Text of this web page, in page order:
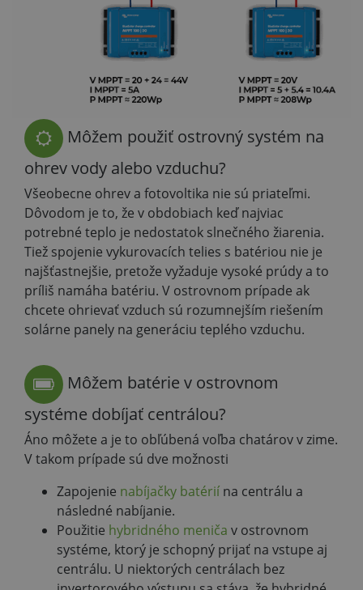
Môžem použiť ostrovný systém na
ohrev vody alebo vzduchu?
Všeobecne ohrev a fotovoltika nie sú priateľmi.
Dôvodom je to, že v obdobiach keď najviac
potrebné teplo je nedostatok slnečného žiarenia.
Tiež spojenie vykurovacích telies s batériou nie je
najšťastnejšie, pretože vyžaduje vysoké prúdy a to
príliš namáha batériu. V ostrovnom prípade ak
chcete ohrievať vzduch sú rozumnejším riešením
solárne panely na generáciu teplého vzduchu.
Môžem batérie v ostrovnom
systéme dobíjať centrálou?
Áno môžete a je to obľúbená voľba chatárov v zime.
V takom prípade sú dve možnosti
Zapojenie nabíjačky batérií na centrálu a
následné nabíjanie.
Použitie hybridného meniča v ostrovnom
systéme, ktorý je schopný prijať na vstupe aj
centrálu. U niektorých centrálach bez